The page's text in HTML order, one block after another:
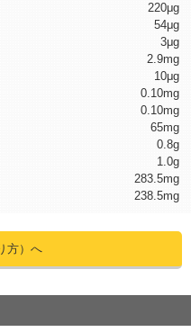
220μg
54μg
3μg
2.9mg
10μg
0.10mg
0.10mg
65mg
0.8g
1.0g
283.5mg
238.5mg
方）へ